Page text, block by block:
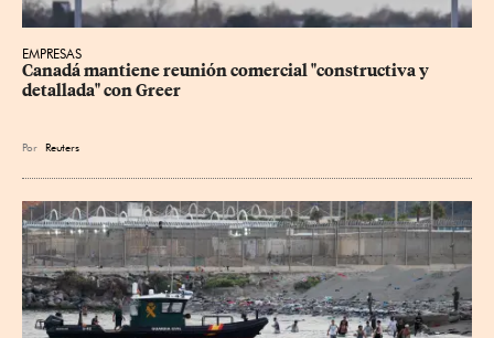
EMPRESAS
Canadá mantiene reunión ‌comercial "constructiva y
detallada" con Greer
Por Reuters